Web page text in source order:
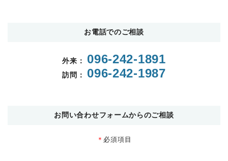
お電話でのご相談
外来： 096-242-1891
訪問： 096-242-1987
お問い合わせフォームからのご相談
＊ 必須項目